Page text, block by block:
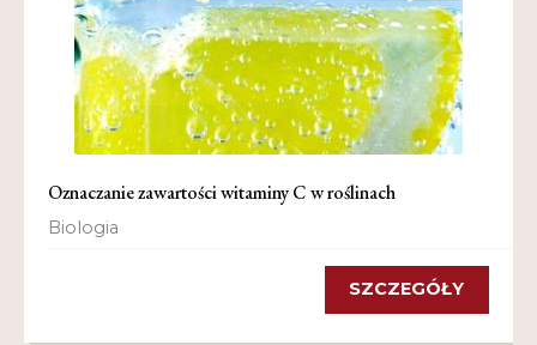
Oznaczanie zawartości witaminy C w roślinach
Biologia
SZCZEGÓŁY